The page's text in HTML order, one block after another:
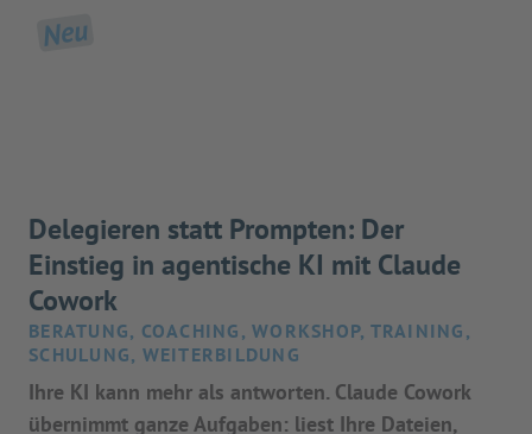
Neu
Delegieren statt Prompten: Der
Einstieg in agentische KI mit Claude
Cowork
BERATUNG, COACHING, WORKSHOP, TRAINING,
SCHULUNG, WEITERBILDUNG
Ihre KI kann mehr als antworten. Claude Cowork
übernimmt ganze Aufgaben: liest Ihre Dateien,